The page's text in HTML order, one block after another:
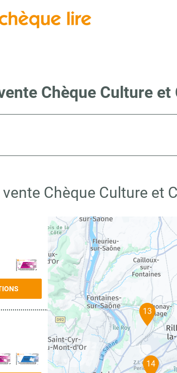
Chèque Culture
Chèque Culture et
14
13